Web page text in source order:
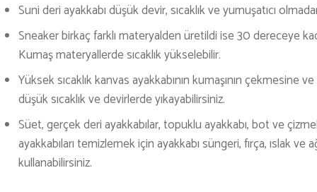
TEKNOLOJİ
TENİS
TIRMANIŞ
YÜRÜYÜŞ
YÜZME
ARŞİVLER
Suni deri ayakkabı düşük devir, sıcaklık ve yumuşatıcı
Sneaker birkaç farklı materyalden üretildi ise 30 dereceye
Kumaş materyallerde sıcaklık yükselebilir.
Yüksek sıcaklık kanvas ayakkabının kumaşının çekmesine
düşük sıcaklık ve devirlerde yıkayabilirsiniz.
Süet, gerçek deri ayakkabılar, topuklu ayakkabı, bot ve
ayakkabıları temizlemek için ayakkabı süngeri, fırça, ıslak
kullanabilirsiniz.